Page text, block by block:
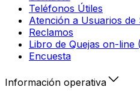
Teléfonos Útiles
Atención a Usuarios de
Reclamos
Libro de Quejas on-line
Encuesta
Información operativa